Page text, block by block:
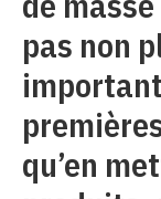
pas non
qu’en